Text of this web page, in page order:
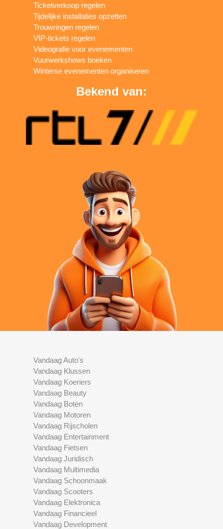
Ticketverkoop regelen
Tijdelijke installaties opzetten
Trouwringen regelen
VIP-tickets regelen
Videografie voor evenementen
Vuurwerkshows boeken
Winterse evenementen organiseren
Bekend van:
Vandaag Auto's
Vandaag Klussen
Vandaag Koeriers
Vandaag Beauty
Vandaag Boten
Vandaag Motoren
Vandaag Rijscholen
Vandaag Entertainment
Vandaag Fietsen
Vandaag Juridisch
Vandaag Multimedia
Vandaag Schoonmaak
Vandaag Scooters
Vandaag Elektronica
Vandaag Financieel
Vandaag Development